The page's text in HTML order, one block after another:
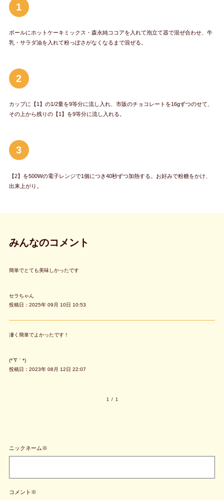
1
ボールにホットケーキミックス・森永純ココアを入れて泡立て器で混ぜ合わせ、牛
乳・サラダ油を入れて粉っぽさがなくなるまで混ぜる。
2
カップに【1】の1/2量を9等分に流し入れ、市販のチョコレートを16gずつのせて、
その上から残りの【1】を9等分に流し入れる。
3
【2】を500Wの電子レンジで1個につき40秒ずつ加熱する。お好みで粉糖をかけ、
出来上がり。
みんなのコメント
簡単でとても美味しかったです
セラちゃん
投稿日：2025年 09月 10日 10:53
凄く簡単でよかったです！
(*´∇｀*)
投稿日：2023年 08月 12日 22:07
1 / 1
ニックネーム※
コメント※